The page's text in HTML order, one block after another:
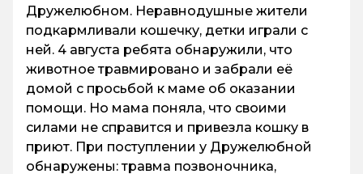
Дружелюбном. Неравнодушные жители
подкармливали кошечку, детки играли с
ней. 4 августа ребята обнаружили, что
животное травмировано и забрали её
домой с просьбой к маме об оказании
помощи. Но мама поняла, что своими
силами не справится и привезла кошку в
приют. При поступлении у Дружелюбной
обнаружены: травма позвоночника,